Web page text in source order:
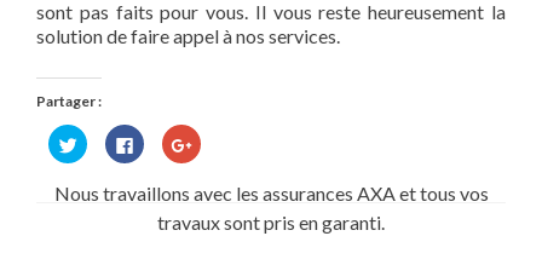
sont pas faits pour vous. Il vous reste heureusement la
solution de faire appel à nos services.
Partager :
Cliquez
pour
partager
Twitter(ouvre
Cliquez
pour
partager
sur
Facebook(ouvre
dans
une
Cliquez
pour
Google+
dans
Nous travaillons avec les assurances AXA et tous vos
travaux sont pris en garanti.